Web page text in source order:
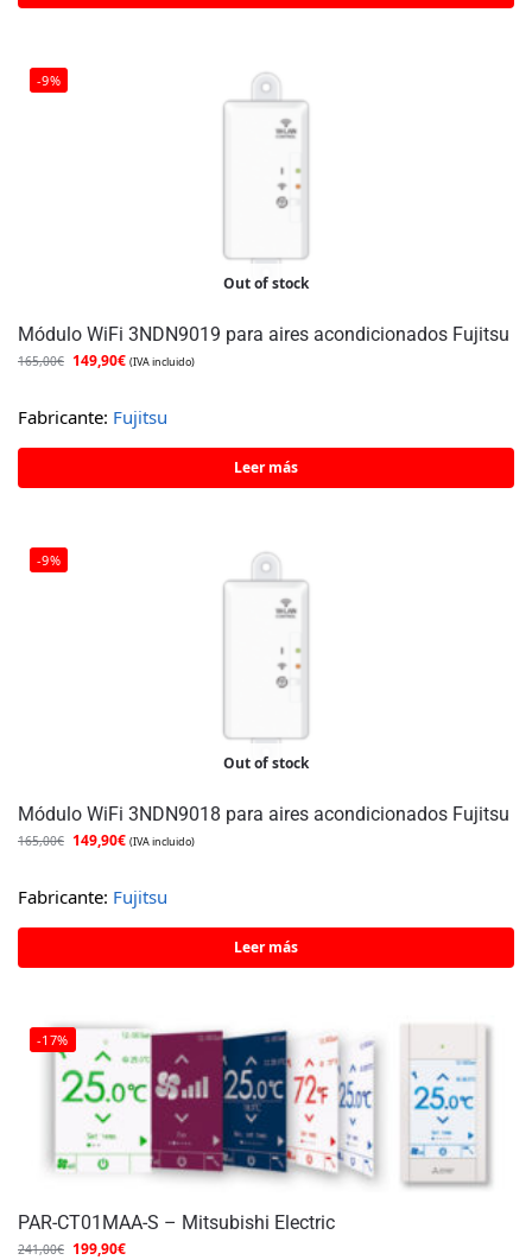
-9%
Out of stock
Módulo WiFi 3NDN9019 para aires acondicionados Fujitsu
165,00€ 149,90€ (IVA incluido)
Fabricante: Fujitsu
Leer más
-9%
Out of stock
Módulo WiFi 3NDN9018 para aires acondicionados Fujitsu
165,00€ 149,90€ (IVA incluido)
Fabricante: Fujitsu
Leer más
-17%
PAR-CT01MAA-S – Mitsubishi Electric
241,00€ 199,90€